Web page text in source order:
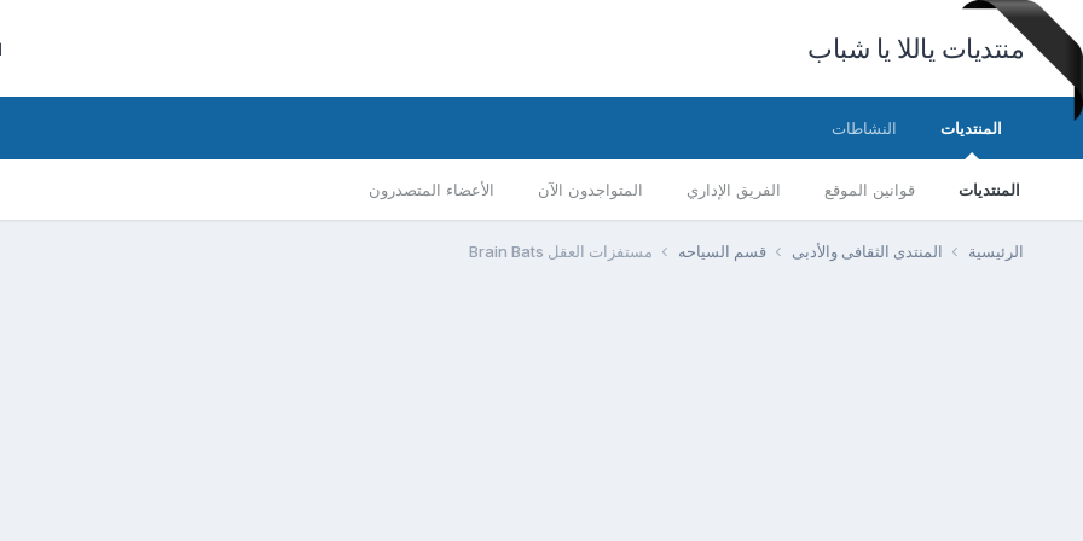
منتديات ياللا يا شباب
المنتديات
المنتديات قوانين الموقع الفريق الإداري المتواجدون الآن الأعضاء المتصدرون
النشاطات
الرئيسية المنتدى الثقافى والأدبى قسم السياحه مستفزات العقل Brain Bats